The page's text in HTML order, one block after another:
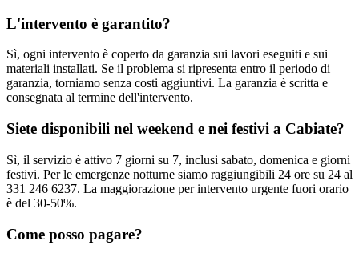
L'intervento è garantito?
Sì, ogni intervento è coperto da garanzia sui lavori eseguiti e sui
materiali installati. Se il problema si ripresenta entro il periodo di
garanzia, torniamo senza costi aggiuntivi. La garanzia è scritta e
consegnata al termine dell'intervento.
Siete disponibili nel weekend e nei festivi a Cabiate?
Sì, il servizio è attivo 7 giorni su 7, inclusi sabato, domenica e giorni
festivi. Per le emergenze notturne siamo raggiungibili 24 ore su 24 al
331 246 6237. La maggiorazione per intervento urgente fuori orario
è del 30-50%.
Come posso pagare?